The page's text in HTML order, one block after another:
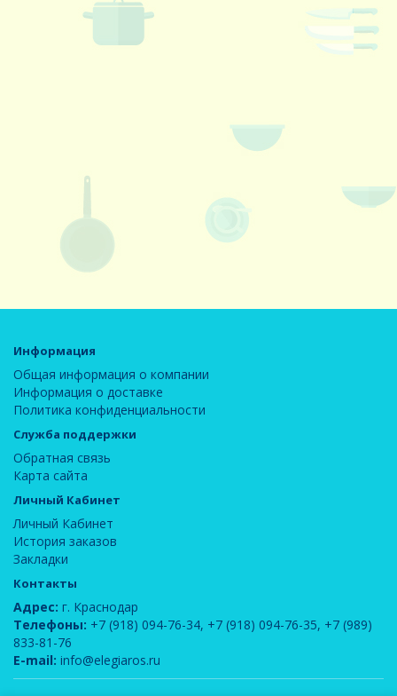
Информация
Общая информация о компании
Информация о доставке
Политика конфиденциальности
Служба поддержки
Обратная связь
Карта сайта
Личный Кабинет
Личный Кабинет
История заказов
Закладки
Контакты
Адрес: г. Краснодар
Телефоны: +7 (918) 094-76-34, +7 (918) 094-76-35, +7 (989)
833-81-76
E-mail: info@elegiaros.ru